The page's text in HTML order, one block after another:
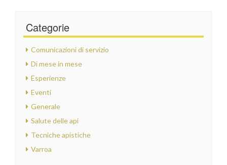
Categorie
Comunicazioni di servizio
Di mese in mese
Esperienze
Eventi
Generale
Salute delle api
Tecniche apistiche
Varroa